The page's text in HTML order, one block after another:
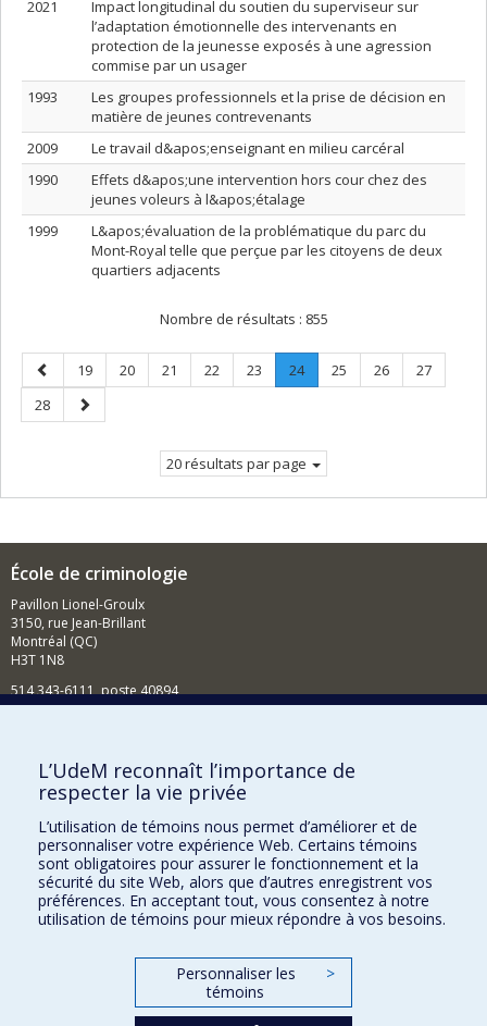
2021
Impact longitudinal du soutien du superviseur sur
l’adaptation émotionnelle des intervenants en
protection de la jeunesse exposés à une agression
commise par un usager
1993
Les groupes professionnels et la prise de décision en
matière de jeunes contrevenants
2009
Le travail d&apos;enseignant en milieu carcéral
1990
Effets d&apos;une intervention hors cour chez des
jeunes voleurs à l&apos;étalage
1999
L&apos;évaluation de la problématique du parc du
Mont-Royal telle que perçue par les citoyens de deux
quartiers adjacents
Nombre de résultats : 855
Page
précédente
Page
19 Page
20 Page
21 Page
22 Page
23 Page
24.
Page
Page
25 Page
26 Page
27
Page
28
Page
suivante
20 résultats par page
École de criminologie
Pavillon Lionel-Groulx
3150, rue Jean-Brillant
Montréal (QC)
H3T 1N8
514 343-6111, poste 40894
Comment soutenir l'École?
BESOIN D'AIDE?
Plan du site
Signaler une erreur
Accessibilité
FACULTÉ DES ARTS ET DES SCIENCES
Nos départements et écoles
L’UdeM reconnaît l’importance de
respecter la vie privée
L’utilisation de témoins nous permet d’améliorer et de
personnaliser votre expérience Web. Certains témoins
sont obligatoires pour assurer le fonctionnement et la
sécurité du site Web, alors que d’autres enregistrent vos
préférences. En acceptant tout, vous consentez à notre
utilisation de témoins pour mieux répondre à vos besoins.
Personnaliser les
témoins
>